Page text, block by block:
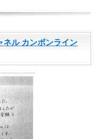
ネル カンボンライン